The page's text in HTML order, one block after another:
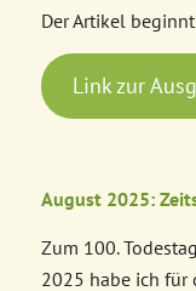
Der Artikel
Link zur
August 2025:
Zum 100.
2025 habe ich für